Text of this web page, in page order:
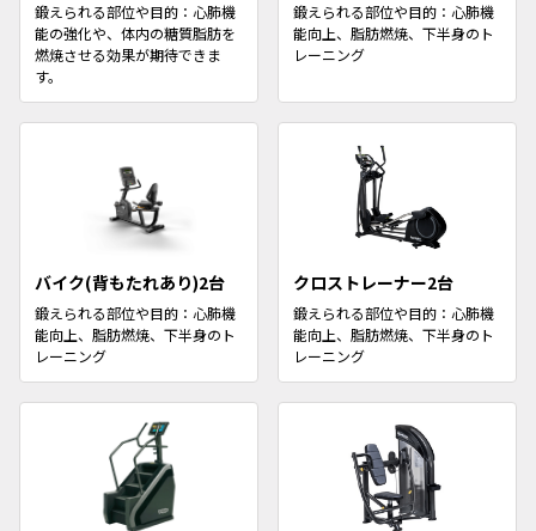
鍛えられる部位や目的：心肺機
能の強化や、体内の糖質脂肪を
燃焼させる効果が期待できま
す。
鍛えられる部位や目的：心肺機
能向上、脂肪燃焼、下半身のト
レーニング
バイク(背もたれあり)2台
鍛えられる部位や目的：心肺機
能向上、脂肪燃焼、下半身のト
レーニング
クロストレーナー2台
鍛えられる部位や目的：心肺機
能向上、脂肪燃焼、下半身のト
レーニング